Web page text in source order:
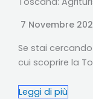
7 Novembre
Se stai
cui scoprire la
Leggi di più